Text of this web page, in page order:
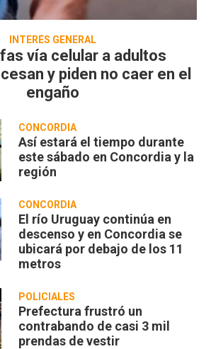
INTERÉS GENERAL
vía celular a adultos
y piden no caer en el
engaño
CONCORDIA
Así estará el tiempo durante
este sábado en Concordia y la
región
CONCORDIA
El río Uruguay continúa en
descenso y en Concordia se
ubicará por debajo de los 11
metros
POLICIALES
Prefectura frustró un
contrabando de casi 3 mil
prendas de vestir